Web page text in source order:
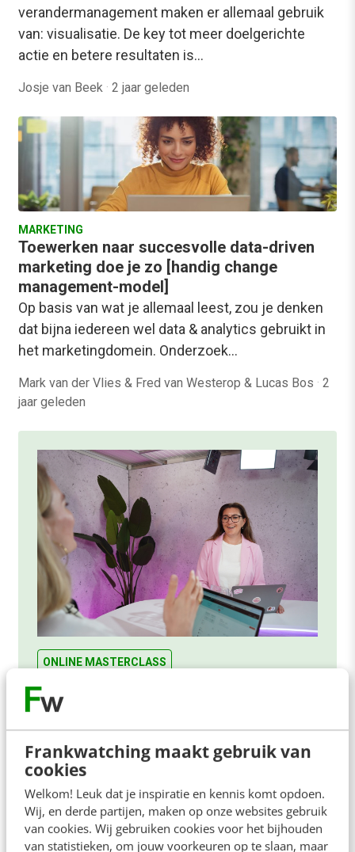
Frankwatching maakt gebruik van
cookies
Welkom! Leuk dat je inspiratie en kennis komt opdoen.
Wij, en derde partijen, maken op onze websites gebruik
van cookies. Wij gebruiken cookies voor het bijhouden
van statistieken, om jouw voorkeuren op te slaan, maar
verandermanagement maken er allemaal gebruik
van: visualisatie. De key tot meer doelgerichte
actie en betere resultaten is…
Josje van Beek · 2 jaar geleden
MARKETING
Toewerken naar succesvolle data-driven
marketing doe je zo [handig change
management-model]
Op basis van wat je allemaal leest, zou je denken
dat bijna iedereen wel data & analytics gebruikt in
het marketingdomein. Onderzoek…
Mark van der Vlies & Fred van Westerop & Lucas Bos · 2
jaar geleden
ONLINE MASTERCLASS
De nieuwe SEO- & GEO-
spelregels
In 2,5 uur van Google-first naar AI-first: zo wordt je
content beter gevonden. Schrijf je in en bekijk
direct.
Meer weten